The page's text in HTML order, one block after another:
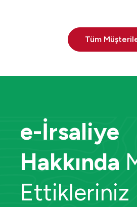
Tüm
e-İrsaliye
Hakkında
Ettikleriniz